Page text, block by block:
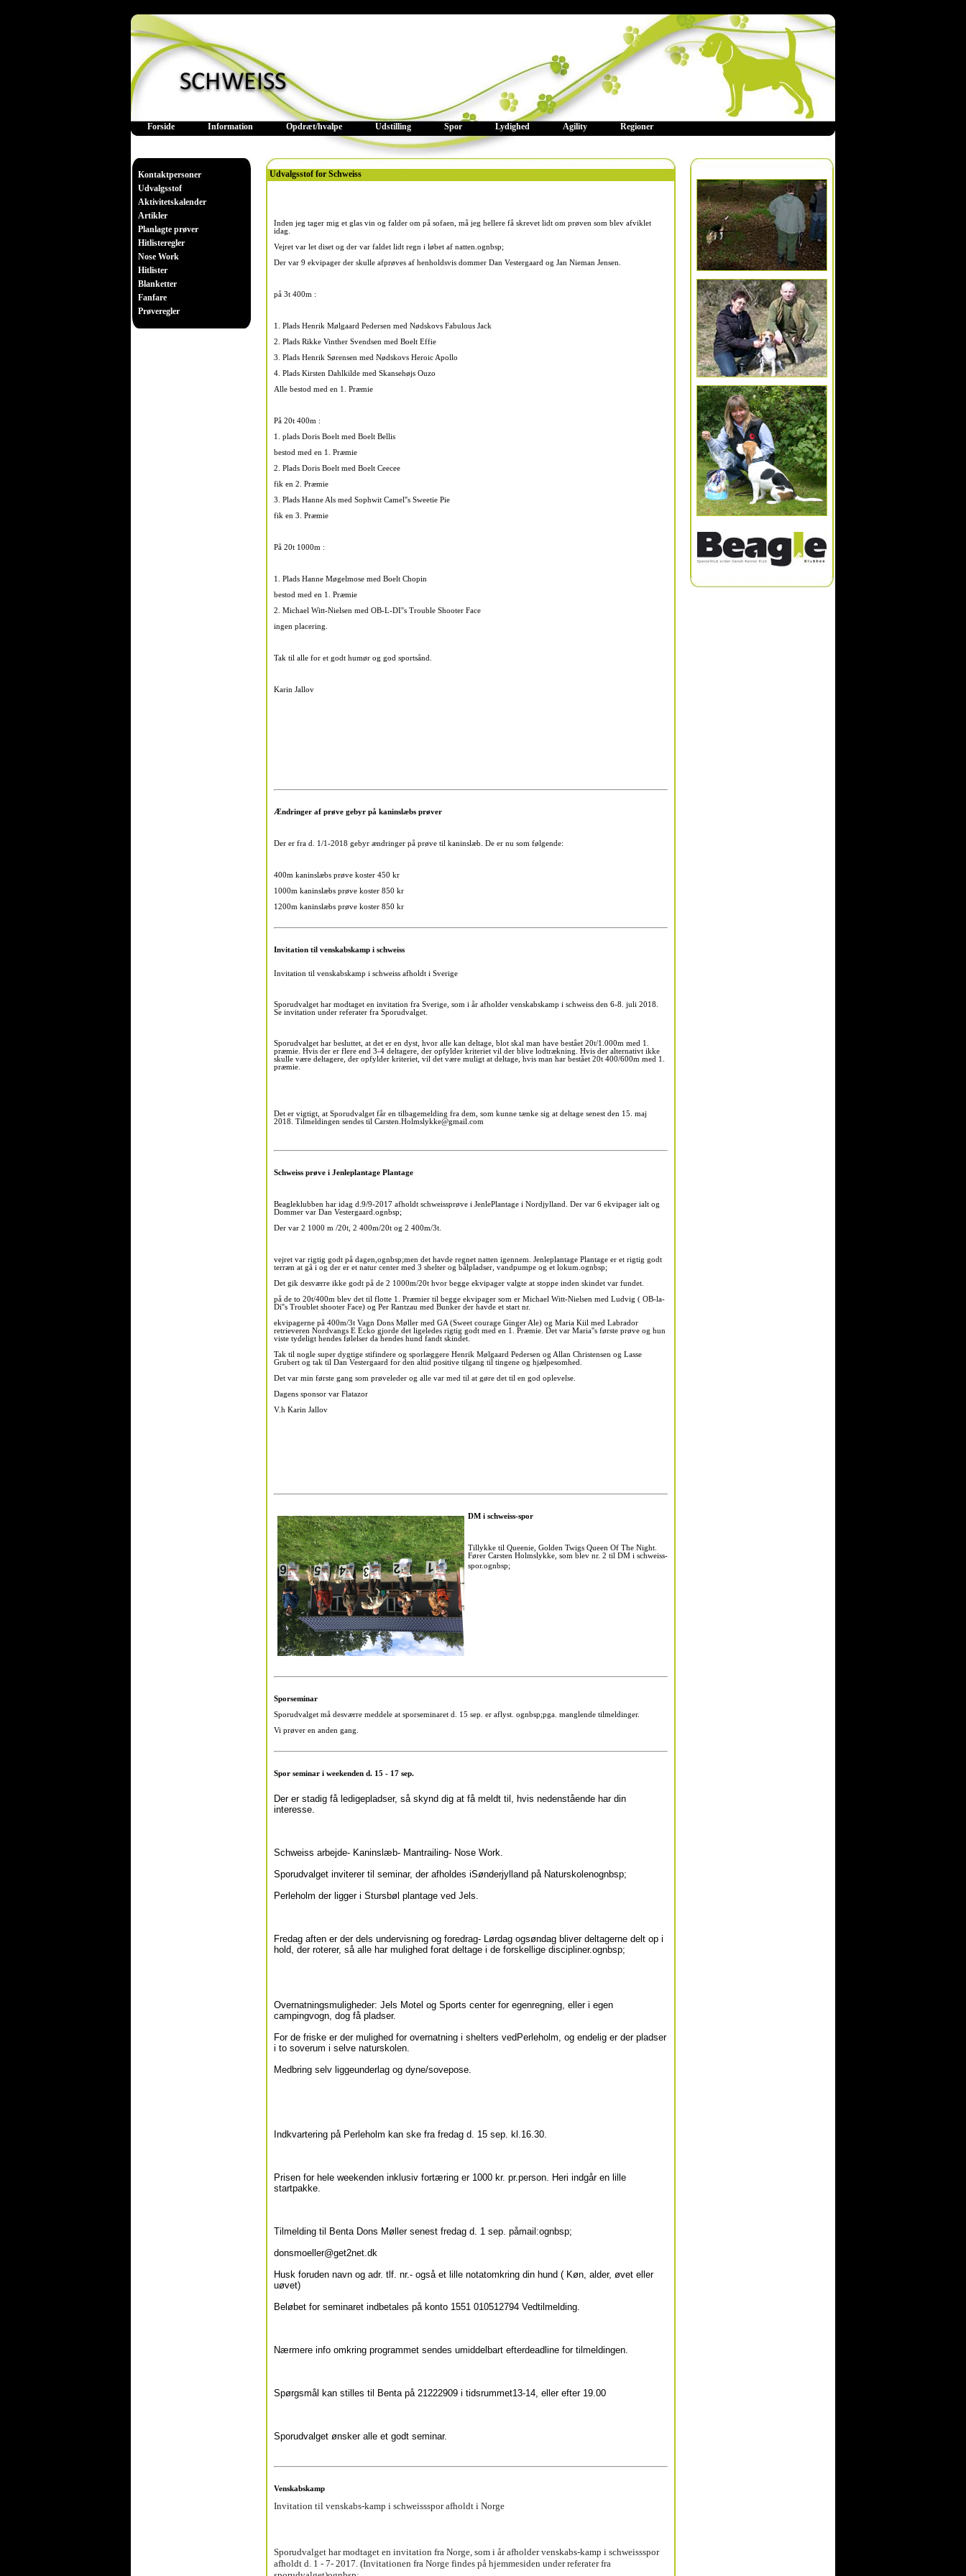
Forside Information Opdræt/hvalpe Udstilling Spor Lydighed Agility Regioner
Kontaktpersoner
Udvalgsstof
Aktivitetskalender
Artikler
Planlagte prøver
Hitlisteregler
Nose Work
Hitlister
Blanketter
Fanfare
Prøveregler
Udvalgsstof for Schweiss
Inden jeg tager mig et glas vin og falder om på sofaen, må jeg hellere få skrevet lidt om prøven som blev afviklet
idag.
Vejret var let diset og der var faldet lidt regn i løbet af natten.ognbsp;
Der var 9 ekvipager der skulle afprøves af henholdsvis dommer Dan Vestergaard og Jan Nieman Jensen.
på 3t 400m :
1. Plads Henrik Mølgaard Pedersen med Nødskovs Fabulous Jack
2. Plads Rikke Vinther Svendsen med Boelt Effie
3. Plads Henrik Sørensen med Nødskovs Heroic Apollo
4. Plads Kirsten Dahlkilde med Skansehøjs Ouzo
Alle bestod med en 1. Præmie
På 20t 400m :
1. plads Doris Boelt med Boelt Bellis
bestod med en 1. Præmie
2. Plads Doris Boelt med Boelt Ceecee
fik en 2. Præmie
3. Plads Hanne Als med Sophwit Camel''s Sweetie Pie
fik en 3. Præmie
På 20t 1000m :
1. Plads Hanne Møgelmose med Boelt Chopin
bestod med en 1. Præmie
2. Michael Witt-Nielsen med OB-L-DI''s Trouble Shooter Face
ingen placering.
Tak til alle for et godt humør og god sportsånd.
Karin Jallov
Ændringer af prøve gebyr på kaninslæbs prøver
Der er fra d. 1/1-2018 gebyr ændringer på prøve til kaninslæb. De er nu som følgende:
400m kaninslæbs prøve koster 450 kr
1000m kaninslæbs prøve koster 850 kr
1200m kaninslæbs prøve koster 850 kr
Invitation til venskabskamp i schweiss
Invitation til venskabskamp i schweiss afholdt i Sverige
Sporudvalget har modtaget en invitation fra Sverige, som i år afholder venskabskamp i schweiss den 6-8. juli 2018.
Se invitation under referater fra Sporudvalget.
Sporudvalget har besluttet, at det er en dyst, hvor alle kan deltage, blot skal man have bestået 20t/1.000m med 1.
præmie. Hvis der er flere end 3-4 deltagere, der opfylder kriteriet vil der blive lodtrækning. Hvis der alternativt ikke
skulle være deltagere, der opfylder kriteriet, vil det være muligt at deltage, hvis man har bestået 20t 400/600m med 1.
præmie.
Det er vigtigt, at Sporudvalget får en tilbagemelding fra dem, som kunne tænke sig at deltage senest den 15. maj
2018. Tilmeldingen sendes til Carsten.Holmslykke@gmail.com
Schweiss prøve i Jenleplantage Plantage
Beagleklubben har idag d.9/9-2017 afholdt schweissprøve i JenlePlantage i Nordjylland. Der var 6 ekvipager ialt og
Dommer var Dan Vestergaard.ognbsp;
Der var 2 1000 m /20t, 2 400m/20t og 2 400m/3t.
vejret var rigtig godt på dagen,ognbsp;men det havde regnet natten igennem. Jenleplantage Plantage er et rigtig godt
terræn at gå i og der er et natur center med 3 shelter og bålpladser, vandpumpe og et lokum.ognbsp;
Det gik desværre ikke godt på de 2 1000m/20t hvor begge ekvipager valgte at stoppe inden skindet var fundet.
på de to 20t/400m blev det til flotte 1. Præmier til begge ekvipager som er Michael Witt-Nielsen med Ludvig ( OB-la-
Di''s Troublet shooter Face) og Per Rantzau med Bunker der havde et start nr.
ekvipagerne på 400m/3t Vagn Dons Møller med GA (Sweet courage Ginger Ale) og Maria Kiil med Labrador
retrieveren Nordvangs E Ecko gjorde det ligeledes rigtig godt med en 1. Præmie. Det var Maria''s første prøve og hun
viste tydeligt hendes følelser da hendes hund fandt skindet.
Tak til nogle super dygtige stifindere og sporlæggere Henrik Mølgaard Pedersen og Allan Christensen og Lasse
Grubert og tak til Dan Vestergaard for den altid positive tilgang til tingene og hjælpesomhed.
Det var min første gang som prøveleder og alle var med til at gøre det til en god oplevelse.
Dagens sponsor var Flatazor
V.h Karin Jallov
DM i schweiss-spor
Tillykke til Queenie, Golden Twigs Queen Of The Night.
Fører Carsten Holmslykke, som blev nr. 2 til DM i schweiss-
spor.ognbsp;
Sporseminar
Sporudvalget må desværre meddele at sporseminaret d. 15 sep. er aflyst. ognbsp;pga. manglende tilmeldinger.
Vi prøver en anden gang.
Spor seminar i weekenden d. 15 - 17 sep.
Der er stadig få ledigepladser, så skynd dig at få meldt til, hvis nedenstående har din
interesse.
Schweiss arbejde- Kaninslæb- Mantrailing- Nose Work.
Sporudvalget inviterer til seminar, der afholdes iSønderjylland på Naturskolenognbsp;
Perleholm der ligger i Stursbøl plantage ved Jels.
Fredag aften er der dels undervisning og foredrag- Lørdag ogsøndag bliver deltagerne delt op i
hold, der roterer, så alle har mulighed forat deltage i de forskellige discipliner.ognbsp;
Overnatningsmuligheder: Jels Motel og Sports center for egenregning, eller i egen
campingvogn, dog få pladser.
For de friske er der mulighed for overnatning i shelters vedPerleholm, og endelig er der pladser
i to soverum i selve naturskolen.
Medbring selv liggeunderlag og dyne/sovepose.
Indkvartering på Perleholm kan ske fra fredag d. 15 sep. kl.16.30.
Prisen for hele weekenden inklusiv fortæring er 1000 kr. pr.person. Heri indgår en lille
startpakke.
Tilmelding til Benta Dons Møller senest fredag d. 1 sep. påmail:ognbsp;
donsmoeller@get2net.dk
Husk foruden navn og adr. tlf. nr.- også et lille notatomkring din hund ( Køn, alder, øvet eller
uøvet)
Beløbet for seminaret indbetales på konto 1551 010512794 Vedtilmelding.
Nærmere info omkring programmet sendes umiddelbart efterdeadline for tilmeldingen.
Spørgsmål kan stilles til Benta på 21222909 i tidsrummet13-14, eller efter 19.00
Sporudvalget ønsker alle et godt seminar.
Venskabskamp
Invitation til venskabs-kamp i schweissspor afholdt i Norge
Sporudvalget har modtaget en invitation fra Norge, som i år afholder venskabs-kamp i schweissspor
afholdt d. 1 - 7- 2017. (Invitationen fra Norge findes på hjemmesiden under referater fra